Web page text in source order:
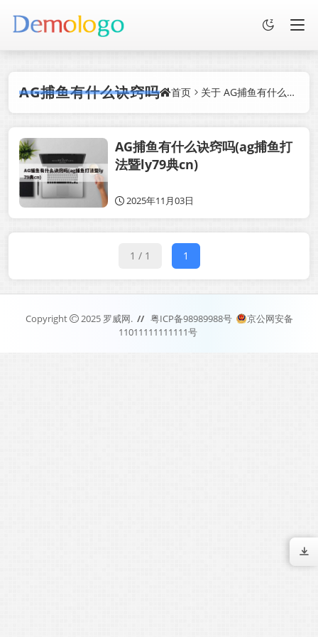
AG捕鱼有什么诀窍吗 首页 关于 AG捕鱼有什么诀窍吗
AG捕鱼有什么诀窍吗(ag捕鱼打
法暨ly79典cn)
2025年11月03日
1 / 1 1
Copyright 2025 罗威网. // 粤ICP备98989988号
京公网安备
11011111111111号